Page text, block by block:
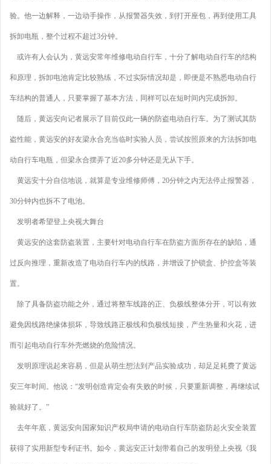
验。他一边解释，一边动手操作，从报警器失效，到打开座包，再到使用工具
拆卸电瓶，整个过程不超过3分钟。
或许有人会认为，黄远安常年维修电动自行车，十分了解电动自行车的结构
和原理，拆卸电池肯定比较熟练，不过实际情况却是，即便是不熟悉电动自行
车结构的普通人，只要掌握了基本方法，同样可以在短时间内完成拆卸。
随后，黄远安向记者展示了目前仅此一辆的防盗电动自行车。为了测试其防
盗性能，黄远安的好友梁永合充当临时实验人员，尝试按照原来的方法拆卸电
动自行车电瓶，但梁永合摆弄了近20多分钟还是无从下手。
黄远安十分自信地说，就算是专业维修师傅，20分钟之内无法停止报警器，
30分钟内也拆不了电池。
发明者希望登上央视大舞台
黄远安的这套防盗装置，主要针对电动自行车在防盗方面所存在的缺陷，通
过反向推理，重新改造了电动自行车内的线路，并增设了护锁盒、护控盒等装
置。
除了具备防盗功能之外，通过将整车线路的正、负极线整体分开，可以有效
避免因线路绝缘体损坏，导致线路正极线和负极线短接，产生热量和火花，进
而引起电动自行车外壳燃烧的危险情况。
发明原理说起来容易，但是从萌生想法到产品实验成功，却足足耗费了黄远
安三年时间。他说：“发明创造肯定会有失败的时候，只要重新调整，再继续试
验就好了。”
去年年底，黄远安向国家知识产权局申请的电动自行车防盗防起火安全装置
获得了实用新型专利证书。如今，黄远安正计划带着自己的发明登上央视《我